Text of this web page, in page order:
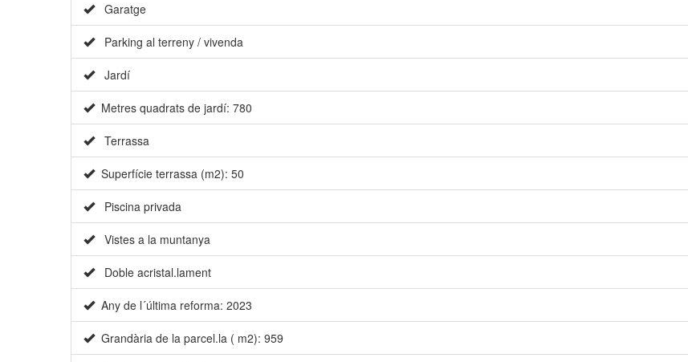
Garatge
Parking al terreny / vivenda
Jardí
Metres quadrats de jardí: 780
Terrassa
Superfície terrassa (m2): 50
Piscina privada
Vistes a la muntanya
Doble acristal.lament
Any de l´última reforma: 2023
Grandària de la parcel.la ( m2): 959